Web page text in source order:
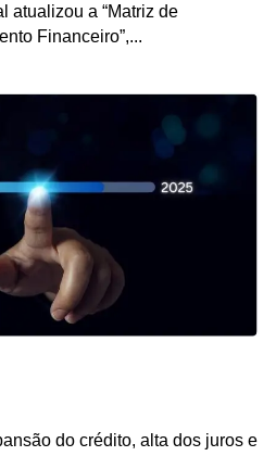
atualizou a “Matriz de
Financeiro”,...
do crédito, alta dos juros e